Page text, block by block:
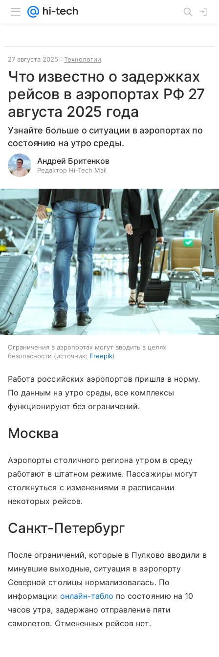
27 августа 2025 Технологии
Что известно о задержках
рейсов в аэропортах РФ 27
августа 2025 года
Узнайте больше о ситуации в аэропортах по
состоянию на утро среды.
Андрей Бритенков
Редактор Hi-Tech Mail
Ограничения в аэропортах могут вводить в целях
безопасности
источник: Freepik
Работа российских аэропортов пришла в норму.
По данным на утро среды, все комплексы
функционируют без ограничений.
Москва
Аэропорты столичного региона утром в среду
работают в штатном режиме. Пассажиры могут
столкнуться с изменениями в расписании
некоторых рейсов.
Санкт-Петербург
После ограничений, которые в Пулково вводили в
минувшие выходные, ситуация в аэропорту
Северной столицы нормализовалась. По
информации онлайн-табло по состоянию на 10
часов утра, задержано отправление пяти
самолетов. Отмененных рейсов нет.